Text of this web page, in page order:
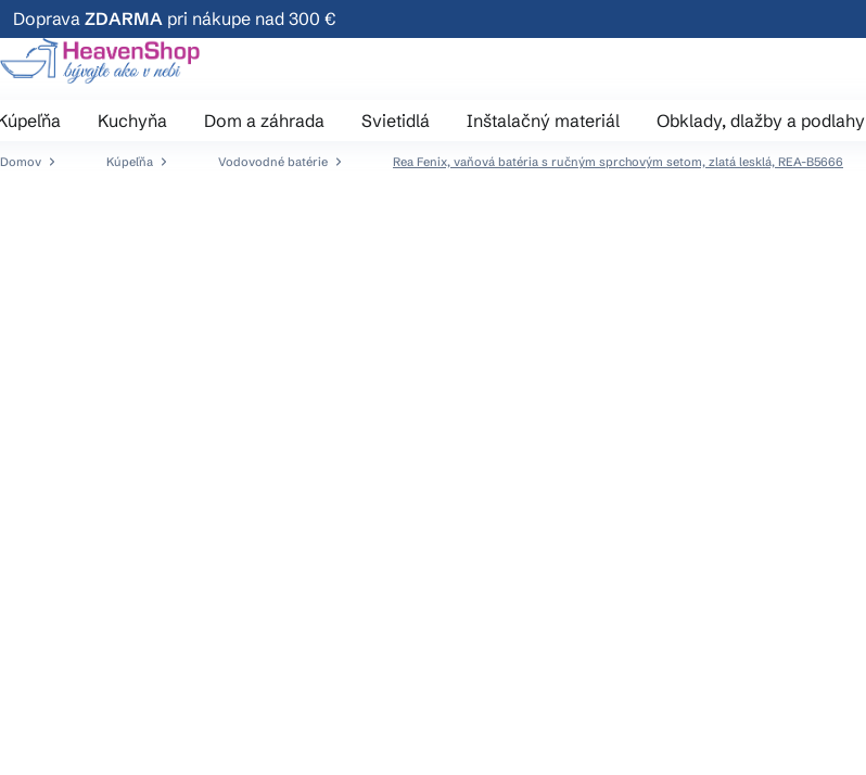
Prejsť
na
obsah
Doprava ZDARMA pri nákupe nad 300 €
Kuchyňa Dom a záhrada Svietidlá Inštalačný materiál Obklady, dlažby a podlahy
Domov Kúpeľňa Vodovodné batérie Rea Fenix, vaňová batéria s ručným sprchovým setom, zlatá lesklá, REA-B5666